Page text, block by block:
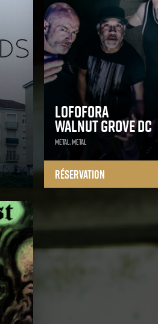
Lofofora
Walnut Grove Dc
Metal, Metal
Réservation